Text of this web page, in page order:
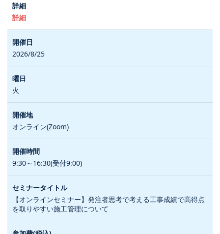
詳細
2026/8/25
火
オンライン(Zoom)
9:30～16:30(受付9:00)
【オンラインセミナー】発注者思考で考える工事成績で高得点
を取りやすい施工管理について